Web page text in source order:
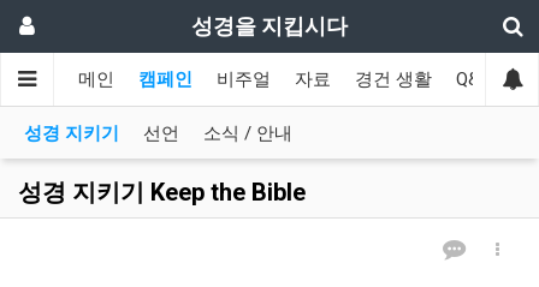
성경을 지킵시다
메인 캠페인 비주얼 자료 경건 생활 Q&A 협
성경 지키기 선언 소식 / 안내
성경 지키기 Keep the Bible